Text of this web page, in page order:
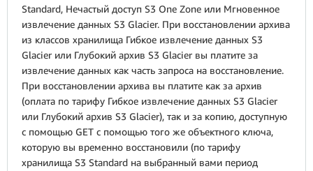
Standard, Нечастый доступ S3 One Zone или Мгновенное
извлечение данных S3 Glacier. При восстановлении архива
из классов хранилища Гибкое извлечение данных S3
Glacier или Глубокий архив S3 Glacier вы платите за
извлечение данных как часть запроса на восстановление.
При восстановлении архива вы платите как за архив
(оплата по тарифу Гибкое извлечение данных S3 Glacier
или Глубокий архив S3 Glacier), так и за копию, доступную
с помощью GET с помощью того же объектного ключа,
которую вы временно восстановили (по тарифу
хранилища S3 Standard на выбранный вами период